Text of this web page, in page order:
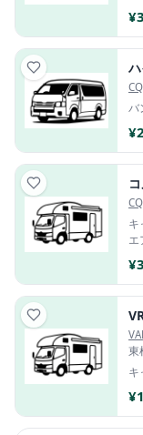
バ
キ
エ
東
キ